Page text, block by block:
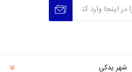
شهر یدکی